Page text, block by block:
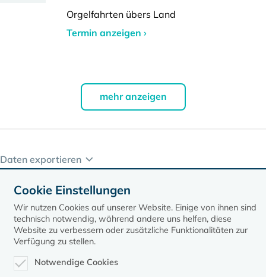
Orgelfahrten übers Land
Termin anzeigen ›
mehr anzeigen
Daten exportieren
Kontakt Datenschutz
Cookie Einstellungen
Wir nutzen Cookies auf unserer Website. Einige von ihnen sind
technisch notwendig, während andere uns helfen, diese
Website zu verbessern oder zusätzliche Funktionalitäten zur
Verfügung zu stellen.
Notwendige Cookies